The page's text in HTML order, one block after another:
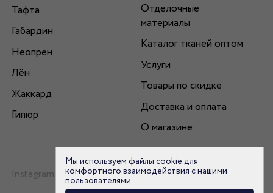
Тафта
Габардин
Неопрен
Лён
Жаккард
Гипюр
Отделочные
материалы
Каталог тканей оптом
Услуги
Товары по скидке
Доставка и оплата
О магазине
Instagram
Мы используем файлы cookie для
комфортного взаимодействия с нашими
пользователями.